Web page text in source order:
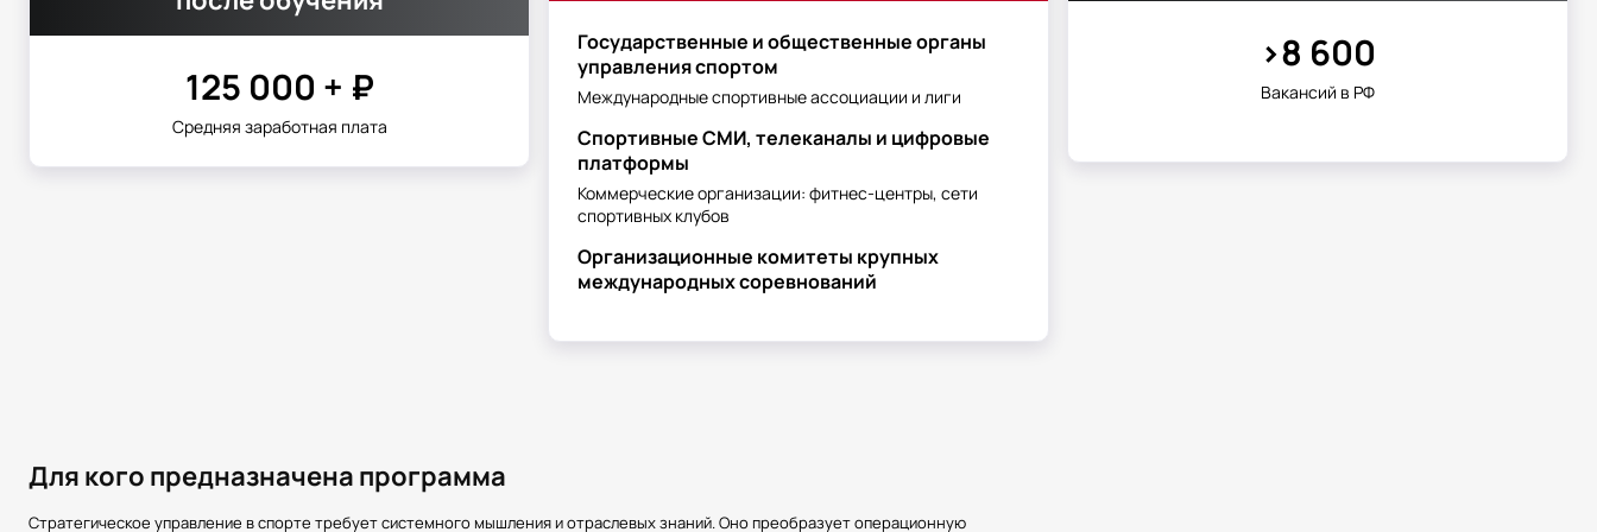
Доходная матрица по секторам:
Диапазон зарплат (руб.)
70 000 - 150 000
Коммерческий
Международный
Факторы дифференциации:
Масштаб ответственности
5. Плюсы и минусы в профессии
125 000 + ₽
Средняя заработная плата
Государственные и общественные органы
управления спортом
Международные спортивные ассоциации и лиги
Спортивные СМИ, телеканалы и цифровые
платформы
Коммерческие организации: фитнес-центры, сети
спортивных клубов
Организационные комитеты крупных
международных соревнований
>8 600
Вакансий в РФ
Для кого предназначена программа
Стратегическое управление в спорте требует системного мышления и отраслевых знаний. Оно преобразует операционную